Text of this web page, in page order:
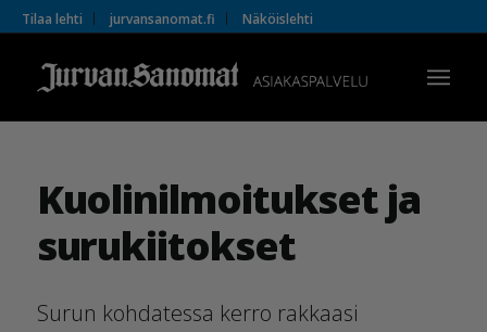
Tilaa lehti jurvansanomat.fi Näköislehti
Kuolinilmoitukset ja
surukiitokset
Surun kohdatessa kerro rakkaasi